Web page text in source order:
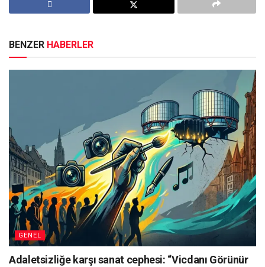
BENZER HABERLER
GENEL
Adaletsizliğe karşı sanat cephesi: “Vicdanı Görünür